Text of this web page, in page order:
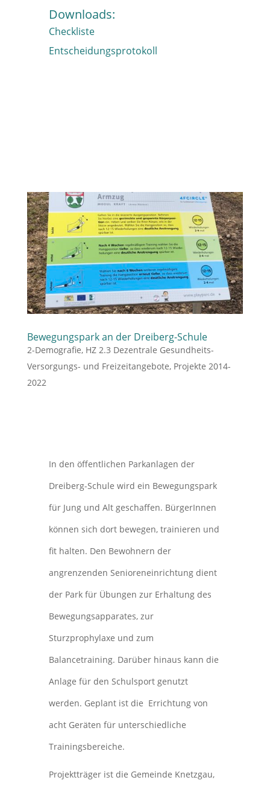
Downloads:
Checkliste
Entscheidungsprotokoll
Bewegungspark an der Dreiberg-Schule
2-Demografie, HZ 2.3 Dezentrale Gesundheits-
Versorgungs- und Freizeitangebote, Projekte 2014-
2022
In den öffentlichen Parkanlagen der
Dreiberg-Schule wird ein Bewegungspark
für Jung und Alt geschaffen. BürgerInnen
können sich dort bewegen, trainieren und
fit halten. Den Bewohnern der
angrenzenden Senioreneinrichtung dient
der Park für Übungen zur Erhaltung des
Bewegungsapparates, zur
Sturzprophylaxe und zum
Balancetraining. Darüber hinaus kann die
Anlage für den Schulsport genutzt
werden. Geplant ist die Errichtung von
acht Geräten für unterschiedliche
Trainingsbereiche.
Projektträger ist die Gemeinde Knetzgau,